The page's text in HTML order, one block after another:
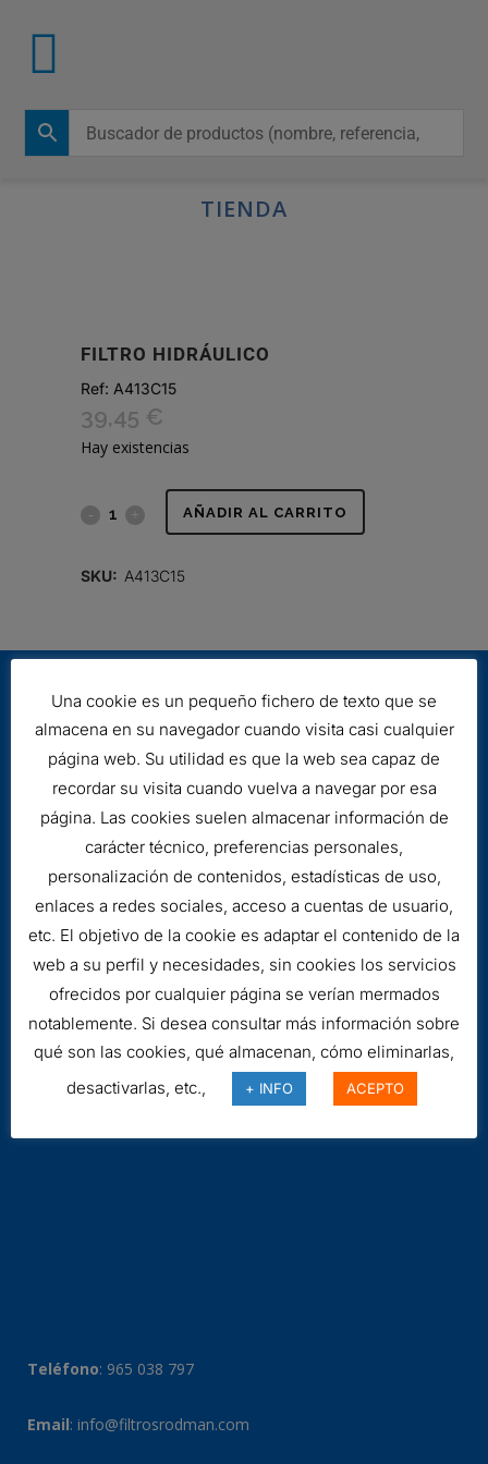
TIENDA
FILTRO HIDRÁULICO
Ref: A413C15
39,45 €
Hay existencias
FILTRO AÑADIR AL CARRITO
SKU: A413C15
Aviso legal
Teléfono: 965 038 797
Email: info@filtrosrodman.com
Una cookie es un pequeño fichero de texto que se
almacena en su navegador cuando visita casi cualquier
página web. Su utilidad es que la web sea capaz de
recordar su visita cuando vuelva a navegar por esa
página. Las cookies suelen almacenar información de
carácter técnico, preferencias personales,
personalización de contenidos, estadísticas de uso,
enlaces a redes sociales, acceso a cuentas de usuario,
etc. El objetivo de la cookie es adaptar el contenido de la
web a su perfil y necesidades, sin cookies los servicios
ofrecidos por cualquier página se verían mermados
notablemente. Si desea consultar más información sobre
qué son las cookies, qué almacenan, cómo eliminarlas,
desactivarlas, etc.,
+ INFO ACEPTO